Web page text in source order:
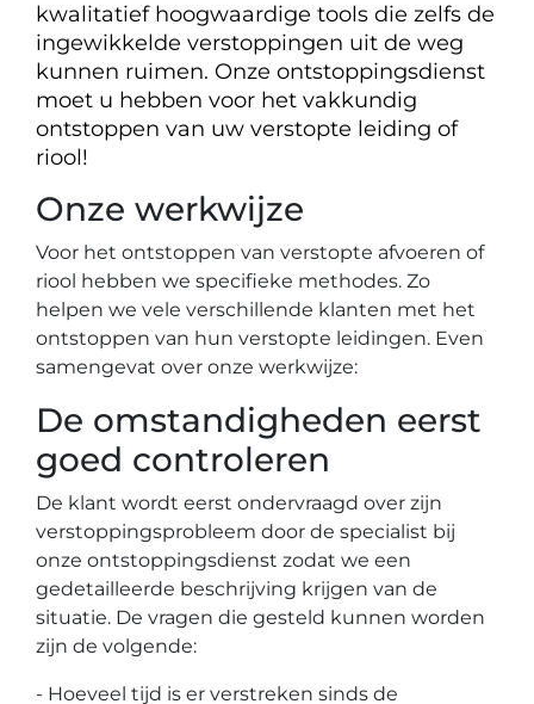
kwalitatief hoogwaardige tools die zelfs de
ingewikkelde verstoppingen uit de weg
kunnen ruimen. Onze ontstoppingsdienst
moet u hebben voor het vakkundig
ontstoppen van uw verstopte leiding of
riool!
Onze werkwijze
Voor het ontstoppen van verstopte afvoeren of
riool hebben we specifieke methodes. Zo
helpen we vele verschillende klanten met het
ontstoppen van hun verstopte leidingen. Even
samengevat over onze werkwijze:
De omstandigheden eerst
goed controleren
De klant wordt eerst ondervraagd over zijn
verstoppingsprobleem door de specialist bij
onze ontstoppingsdienst zodat we een
gedetailleerde beschrijving krijgen van de
situatie. De vragen die gesteld kunnen worden
zijn de volgende:
- Hoeveel tijd is er verstreken sinds de